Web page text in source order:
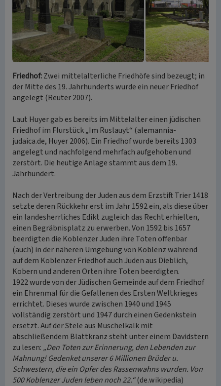
Friedhof:Zwei mittelalterliche Friedhöfe sind bezeugt; in
der Mitte des 19. Jahrhunderts wurde ein neuer Friedhof
angelegt (Reuter 2007).
Laut Huyer gab es bereits im Mittelalter einen jüdischen
Friedhof im Flurstück „Im Ruslauyt“ (alemannia-
judaica.de, Huyer 2006). Ein Friedhof wurde bereits 1303
angelegt und nachfolgend mehrfach aufgehoben und
zerstört. Die heutige Anlage stammt aus dem 19.
Jahrhundert.
Nach der Vertreibung der Juden aus dem Erzstift Trier 1418
setzte deren Rückkehr erst im Jahr 1592 ein, als diese über
ein landesherrliches Edikt zugleich das Recht erhielten,
einen Begräbnisplatz zu erwerben. Von 1592 bis 1657
beerdigten die Koblenzer Juden ihre Toten offenbar
(auch) in der näheren Umgebung von Koblenz während
auf dem Koblenzer Friedhof auch Juden aus Dieblich,
Kobern und anderen Orten ihre Toten beerdigten.
1922 wurde von der Jüdischen Gemeinde auf dem Friedhof
ein Ehrenmal für die Gefallenen des Ersten Weltkrieges
errichtet. Dieses wurde zwischen 1940 und 1945
vollständig zerstört und 1947 durch einen Gedenkstein
ersetzt. Auf der Stele aus Muschelkalk mit
abschließendem Blattkranz steht unter einem Davidstern
zu lesen: „Den Toten zur Erinnerung, den Lebenden zur
Mahnung! Gedenket unserer 6 Millionen Brüder u.
Schwestern, die ein Opfer des Rassenwahns wurden. Von
500 Koblenzer Juden leben noch 22.“(de.wikipedia)